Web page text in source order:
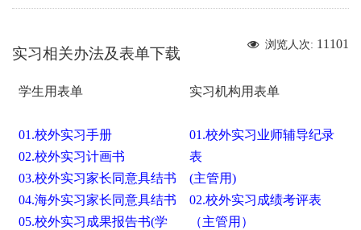
浏览人次: 11101
实习相关办法及表单下载
学生用表单
01.校外实习手册
02.校外实习计画书
03.校外实习家长同意具结书
04.海外实习家长同意具结书
05.校外实习成果报告书(学
实习机构用表单
01.校外实习业师辅导纪录
表
(主管用)
02.校外实习成绩考评表
（主管用）